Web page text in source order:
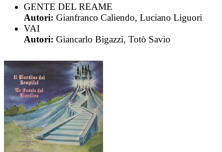
GENTE DEL REAME
Autori: Gianfranco Caliendo, Luciano Liguori
VAI
Autori: Giancarlo Bigazzi, Totò Savio